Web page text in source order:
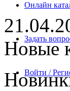
Онлайн
Задать
Войти /
Новые